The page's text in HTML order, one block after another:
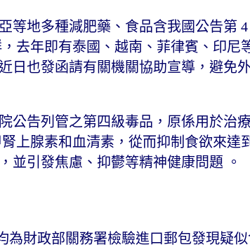
等地多種減肥藥、食品含我國公告第
去年即有泰國、越南、菲律賓、印尼
日也發函請有關機關協助宣導，避免
公告列管之第四級毒品，原係用於治
上腺素和血清素，從而抑制食欲來達
並引發焦慮、抑鬱等精神健康問題 。
為財政部關務署檢驗進口郵包發現疑